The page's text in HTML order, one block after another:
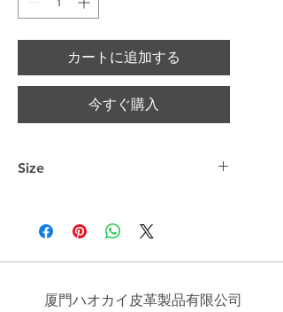
カートに追加する
今すぐ購入
Size
厦門ハオカイ皮革製品有限公司